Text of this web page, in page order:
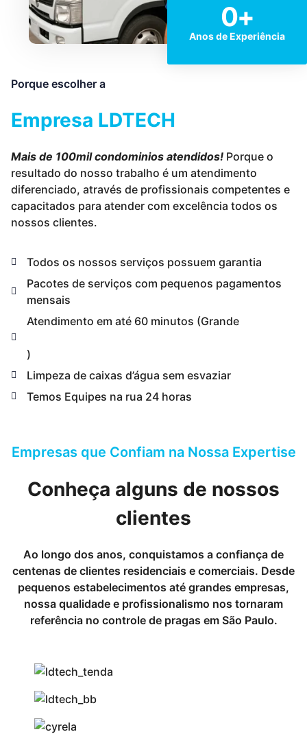
Anos de Experiência
0+
Porque escolher a
Empresa LDTECH
Mais de 100mil condominios atendidos! Porque o
resultado do nosso trabalho é um atendimento
diferenciado, através de profissionais competentes e
capacitados para atender com excelência todos os
nossos clientes.
Todos os nossos serviços possuem garantia
Pacotes de serviços com pequenos pagamentos
mensais
Atendimento em até 60 minutos (Grande
)
Limpeza de caixas d’água sem esvaziar
Temos Equipes na rua 24 horas
Empresas que Confiam na Nossa Expertise
Conheça alguns de nossos
clientes
Ao longo dos anos, conquistamos a confiança de
centenas de clientes residenciais e comerciais. Desde
pequenos estabelecimentos até grandes empresas,
nossa qualidade e profissionalismo nos tornaram
referência no controle de pragas em São Paulo.